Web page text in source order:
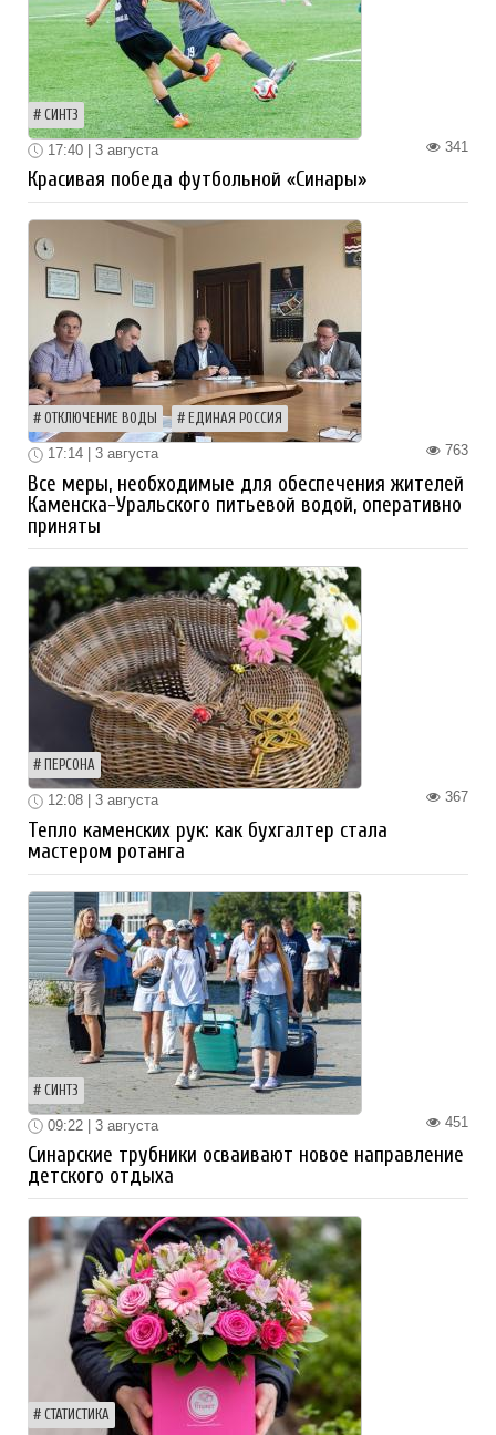
СИНТЗ
341
17:40 | 3 августа
Красивая победа футбольной «Синары»
ОТКЛЮЧЕНИЕ ВОДЫ ЕДИНАЯ РОССИЯ
763
17:14 | 3 августа
Все меры, необходимые для обеспечения жителей
Каменска-Уральского питьевой водой, оперативно
приняты
ПЕРСОНА
367
12:08 | 3 августа
Тепло каменских рук: как бухгалтер стала
мастером ротанга
СИНТЗ
451
09:22 | 3 августа
Синарские трубники осваивают новое направление
детского отдыха
СТАТИСТИКА